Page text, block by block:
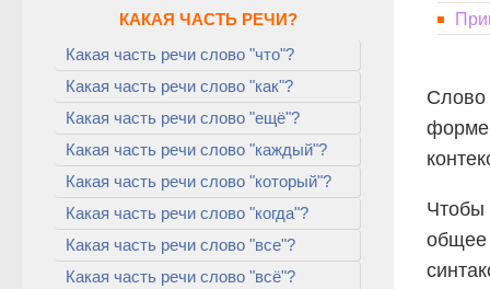
Слово
форме
Чтобы
общее
КАКАЯ ЧАСТЬ РЕЧИ?
Какая часть речи слово "что"?
Какая часть речи слово "как"?
Какая часть речи слово "ещё"?
Какая часть речи слово "каждый"?
Какая часть речи слово "который"?
Какая часть речи слово "когда"?
Какая часть речи слово "все"?
Какая часть речи слово "всё"?